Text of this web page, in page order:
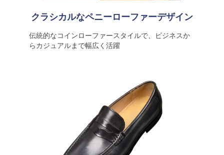
クラシカルなペニーローファーデザイン
伝統的なコインローファースタイルで、ビジネスか
らカジュアルまで幅広く活躍